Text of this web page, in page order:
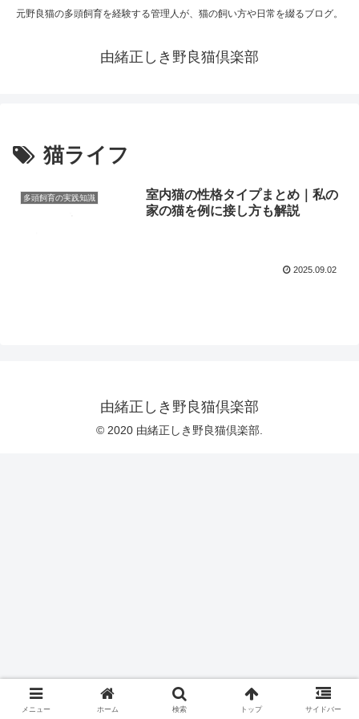
元野良猫の多頭飼育を経験する管理人が、猫の飼い方や日常を綴るブログ。
由緒正しき野良猫倶楽部
猫ライフ
多頭飼育の実践知識
室内猫の性格タイプまとめ｜私の
家の猫を例に接し方も解説
2025.09.02
由緒正しき野良猫倶楽部
© 2020 由緒正しき野良猫倶楽部.
メニュー ホーム 検索 トップ サイドバー